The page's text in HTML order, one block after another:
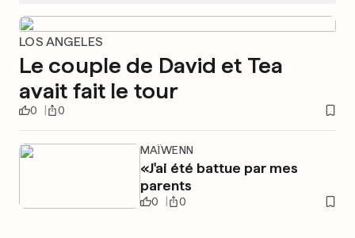
LOS ANGELES
Le couple de David et Tea
avait fait le tour
0 0
MAÏWENN
«J'ai été battue par mes
parents
0 0